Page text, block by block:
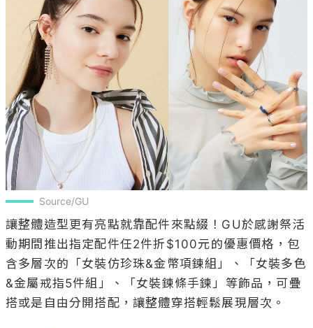
Source/GU
讓整體造型更有亮點就靠配件來點綴！GU於感謝祭活
動期間推出指定配件任2件折$100元的優惠價格，包
含多層次的「女裝仿珍珠&金幣項鍊組」、「女裝多色
&金屬戒指5件組」、「女裝鍊條手鍊」等飾品，可疊
搭或是自由分開搭配，讓整體穿搭輕鬆展現層次。